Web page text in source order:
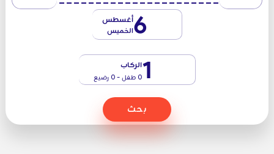
6أغسطس
الخميس
1الركاب
0 طفل - 0 رضيع
بحث